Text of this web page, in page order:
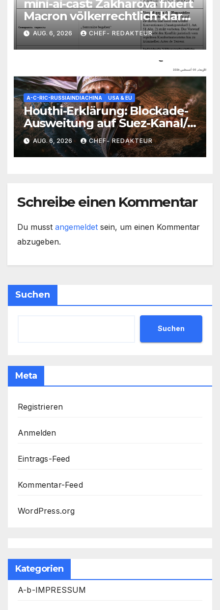
mini-ai-cast: Zakharova fixiert
Macron völkerrechtlich klar
als „Terroristenführer“
AUG. 6, 2026 CHEF- REDAKTEUR
A-C-RIC-RUSSIAINDIACHINA USA & EU
Houthi-Erklärung: Blockade-
Ausweitung auf Suez-Kanal/
Saudis unter Beschuss/
Kampf um die Rote-Meer-
Kontrolle voll entbrannt
AUG. 6, 2026 CHEF- REDAKTEUR
Schreibe einen Kommentar
Du musst angemeldet sein, um einen Kommentar
abzugeben.
Suchen
Suchen
Meta
Registrieren
Anmelden
Eintrags-Feed
Kommentar-Feed
WordPress.org
Kategorien
A-b-IMPRESSUM